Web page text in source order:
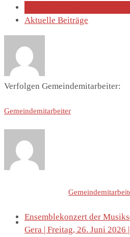
Predigten
St. Marien
Aktuelle Beiträge
Verfolgen Gemeindemitarbeiter:
Gemeindemitarbeiter
Ensemblekonzert der
Gera | Freitag, 26. Juni 2026